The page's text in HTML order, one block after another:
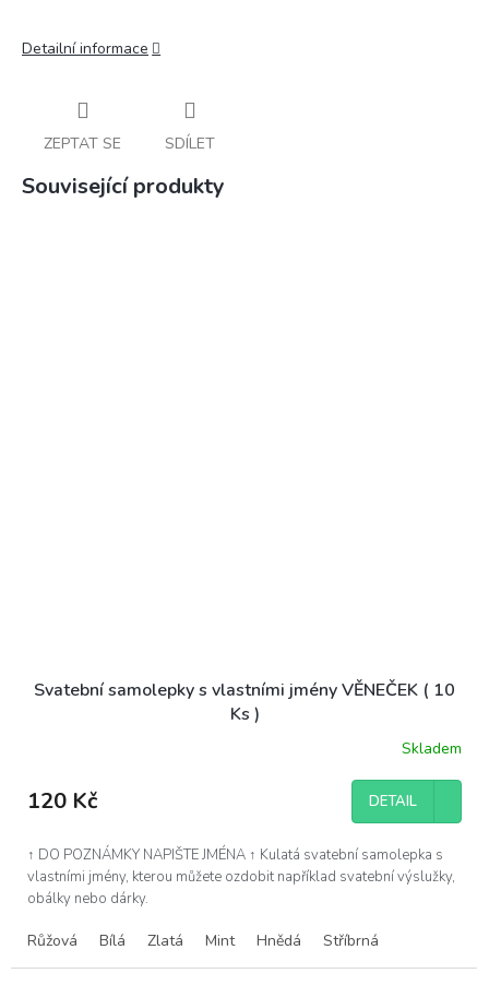
Detailní informace
ZEPTAT SE SDÍLET
Související produkty
Svatební samolepky s vlastními jmény VĚNEČEK ( 10
Ks )
Skladem
120 Kč DETAIL
↑ DO POZNÁMKY NAPIŠTE JMÉNA ↑ Kulatá svatební samolepka s
vlastními jmény, kterou můžete ozdobit například svatební výslužky,
obálky nebo dárky.
Růžová Bílá Zlatá Mint Hnědá Stříbrná